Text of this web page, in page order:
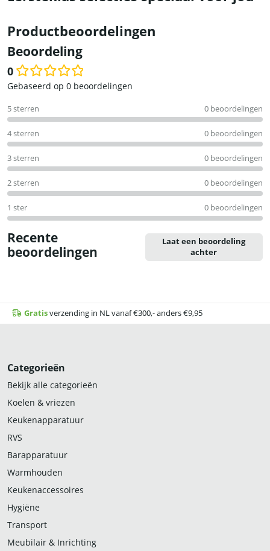
Productbeoordelingen
Beoordeling
0
Waardering
uit
5
Gebaseerd op 0 beoordelingen
5 sterren 0 beoordelingen
4 sterren 0 beoordelingen
3 sterren 0 beoordelingen
2 sterren 0 beoordelingen
1 ster 0 beoordelingen
Recente
beoordelingen
Laat een beoordeling
achter
Gratisverzending in NL vanaf €300,- anders €9,95
Categorieën
Bekijk alle categorieën
Koelen & vriezen
Keukenapparatuur
RVS
Barapparatuur
Warmhouden
Keukenaccessoires
Hygiëne
Transport
Meubilair & Inrichting